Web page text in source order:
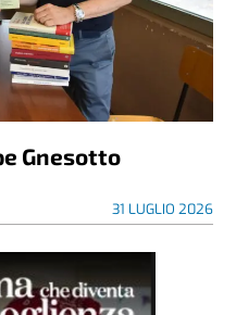
Gnesotto
31 LUGLIO 2026